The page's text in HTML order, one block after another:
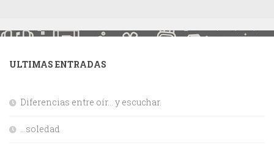
ULTIMAS ENTRADAS
Diferencias entre oír… y escuchar.
…soledad